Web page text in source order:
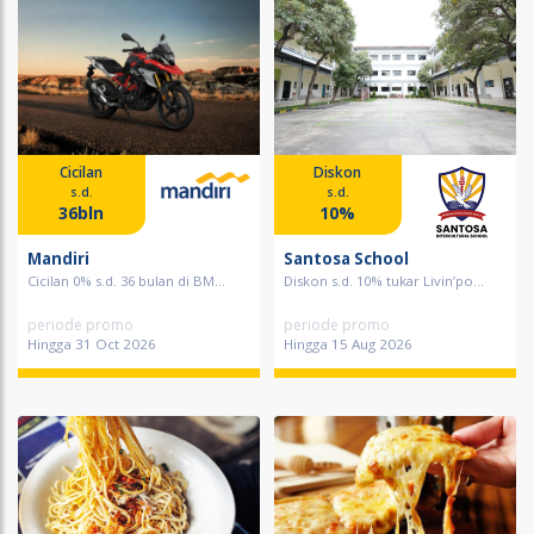
Cicilan
s.d.
36bln
Mandiri
Cicilan 0% s.d. 36 bulan di BM...
periode promo
Hingga 31 Oct 2026
Diskon
s.d.
10%
Santosa School
Diskon s.d. 10% tukar Livin’po...
periode promo
Hingga 15 Aug 2026